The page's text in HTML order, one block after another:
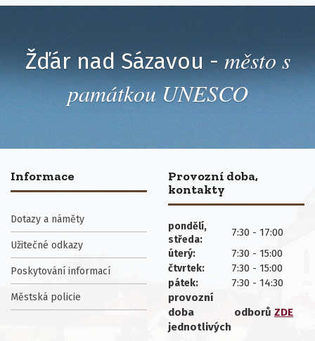
Žďár nad Sázavou - město s
památkou UNESCO
Informace
Dotazy a náměty
Užitečné odkazy
Poskytování informací
Městská policie
Provozní doba,
kontakty
pondělí,
středa:
7:30 - 17:00
úterý: 7:30 - 15:00
čtvrtek: 7:30 - 15:00
pátek:
7:30 - 14:30
provozní
doba
jednotlivých
odborů ZDE